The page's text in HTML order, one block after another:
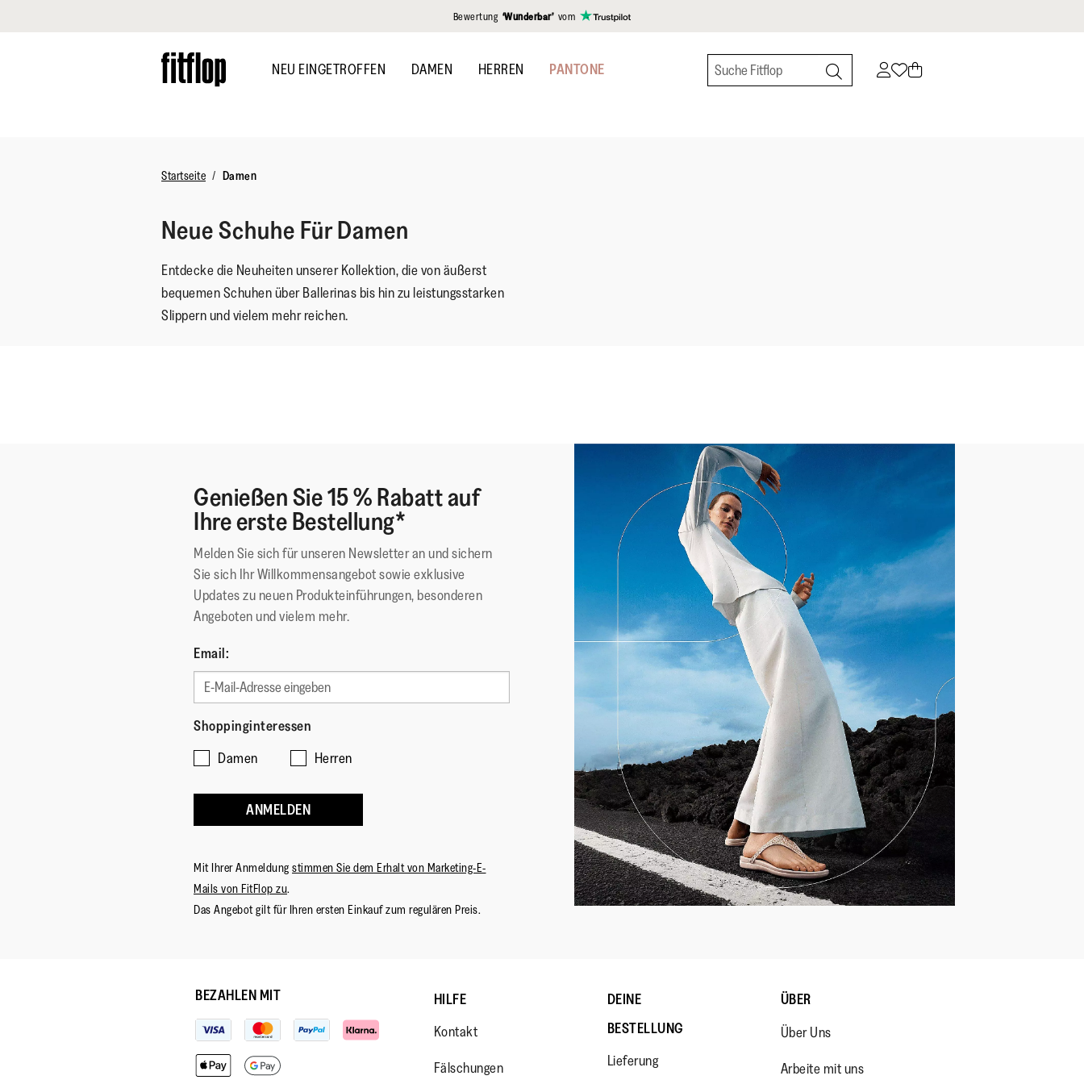
Bewertung ‘Wunderbar’ vom
to
main
NEU EINGETROFFEN DAMEN HERREN PANTONE
Startseite Damen
Neue Schuhe Für Damen
Entdecke die Neuheiten unserer Kollektion, die von äußerst
bequemen Schuhen über Ballerinas bis hin zu leistungsstarken
Slippern und vielem mehr reichen.
Genießen Sie 15 % Rabatt auf
Ihre erste Bestellung*
Melden Sie sich für unseren Newsletter an und sichern
Sie sich Ihr Willkommensangebot sowie exklusive
Updates zu neuen Produkteinführungen, besonderen
Angeboten und vielem mehr.
Email:
Shoppinginteressen
Damen
Herren
ANMELDEN
Mit Ihrer Anmeldung stimmen Sie dem Erhalt von Marketing-E-
Mails von FitFlop zu.
Das Angebot gilt für Ihren ersten Einkauf zum regulären Preis.
BEZAHLEN MIT
HILFE
Kontakt
Fälschungen
DEINE
BESTELLUNG
Lieferung
ÜBER
Über Uns
Arbeite mit uns